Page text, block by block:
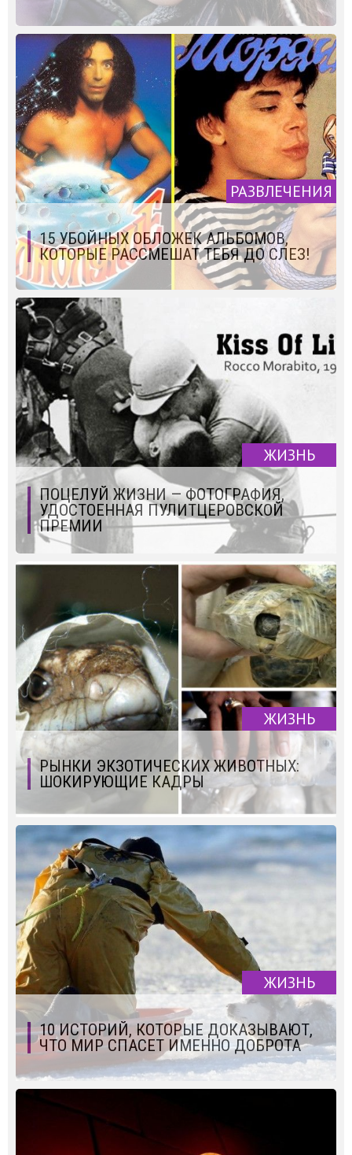
РАЗВЛЕЧЕНИЯ
15 УБОЙНЫХ ОБЛОЖЕК АЛЬБОМОВ,
КОТОРЫЕ РАССМЕШАТ ТЕБЯ ДО СЛЕЗ!
ЖИЗНЬ
ПОЦЕЛУЙ ЖИЗНИ — ФОТОГРАФИЯ,
УДОСТОЕННАЯ ПУЛИТЦЕРОВСКОЙ
ПРЕМИИ
ЖИЗНЬ
РЫНКИ ЭКЗОТИЧЕСКИХ ЖИВОТНЫХ:
ШОКИРУЮЩИЕ КАДРЫ
ЖИЗНЬ
10 ИСТОРИЙ, КОТОРЫЕ ДОКАЗЫВАЮТ,
ЧТО МИР СПАСЕТ ИМЕННО ДОБРОТА